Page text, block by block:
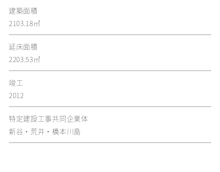
建築面積
2103.18㎡
延床面積
2203.53㎡
竣工
2012
特定建設工事共同企業体
新谷・荒井・橋本川島